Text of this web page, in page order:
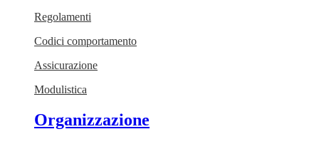
Regolamenti
Codici comportamento
Assicurazione
Modulistica
Organizzazione